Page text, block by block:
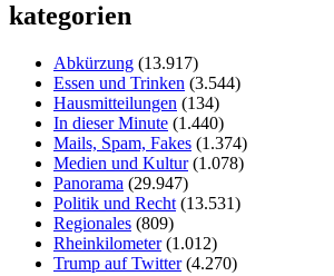
kategorien
Abkürzung (13.917)
Essen und Trinken (3.544)
Hausmitteilungen (134)
In dieser Minute (1.440)
Mails, Spam, Fakes (1.374)
Medien und Kultur(1.078)
Panorama (29.947)
Politik und Recht (13.531)
Regionales (809)
Rheinkilometer(1.012)
Trump auf Twitter(4.270)